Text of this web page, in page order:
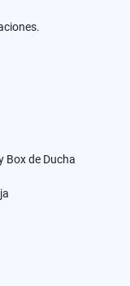
Box de Ducha